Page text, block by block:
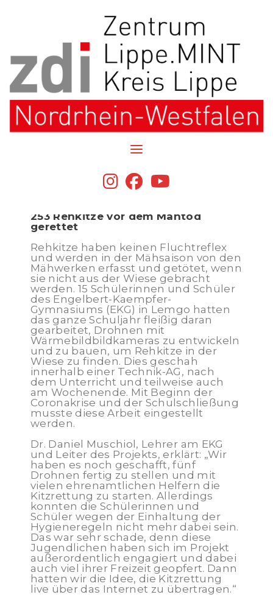
Skip
to
content
fab
fa-
fab
fa-
Schülerinnen und Schüler
sind bei der Kitzrettung
online dabei!
Im Projekt „Save the Kitz“ vom
253 Rehkitze vor dem Mähtod
gerettet
Rehkitze haben keinen Fluchtreflex
und werden in der Mähsaison von den
Mähwerken erfasst und getötet, wenn
sie nicht aus der Wiese gebracht
werden. 15 Schülerinnen und Schüler
des Engelbert-Kaempfer-
Gymnasiums (EKG) in Lemgo hatten
das ganze Schuljahr fleißig daran
gearbeitet, Drohnen mit
Wärmebildbildkameras zu entwickeln
und zu bauen, um Rehkitze in der
Wiese zu finden. Dies geschah
innerhalb einer Technik-AG, nach
dem Unterricht und teilweise auch
am Wochenende. Mit Beginn der
Coronakrise und der Schulschließung
musste diese Arbeit eingestellt
werden.
Dr. Daniel Muschiol, Lehrer am EKG
und Leiter des Projekts, erklärt: „Wir
haben es noch geschafft, fünf
Drohnen fertig zu stellen und mit
vielen ehrenamtlichen Helfern die
Kitzrettung zu starten. Allerdings
konnten die Schülerinnen und
Schüler wegen der Einhaltung der
Hygieneregeln nicht mehr dabei sein.
Das war sehr schade, denn diese
Jugendlichen haben sich im Projekt
außerordentlich engagiert und dabei
auch viel ihrer Freizeit geopfert. Dann
hatten wir die Idee, die Kitzrettung
live über das Internet zu übertragen.“